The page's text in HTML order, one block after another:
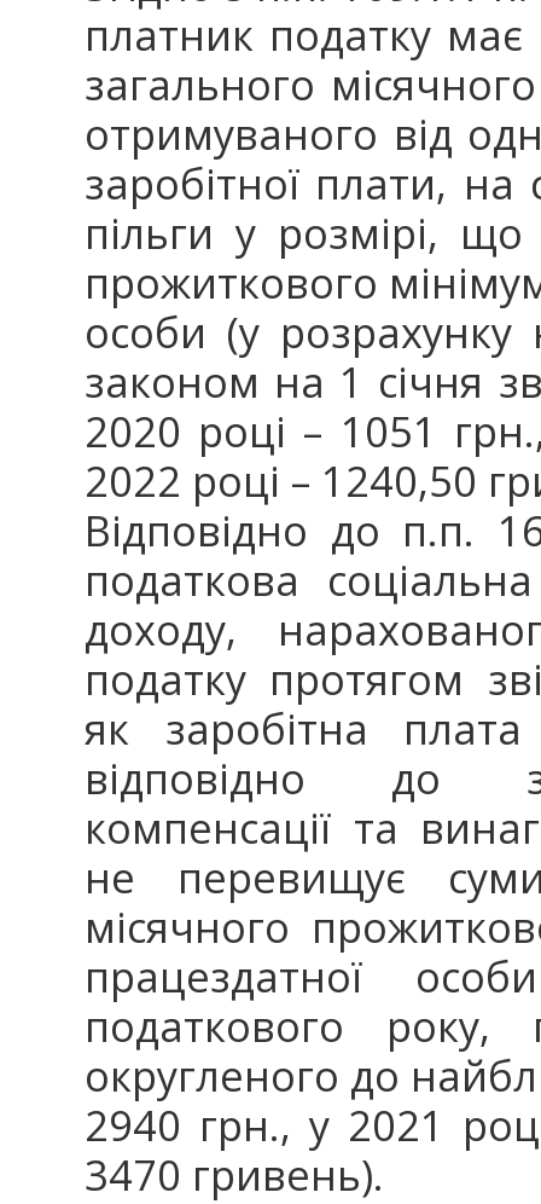
платник податку
загального
отримуваного від
заробітної плати, на
пільги у розмірі,
прожиткового
особи (у розрахунку
законом на 1 січня
2020 році – 1051
2022 році – 1240,50
Відповідно до п.п.
податкова
доходу,
податку протягом
як заробітна
відповідно до
компенсації та
не перевищує
місячного
працездатної
податкового
округленого до
2940 грн., у 2021
3470 гривень).